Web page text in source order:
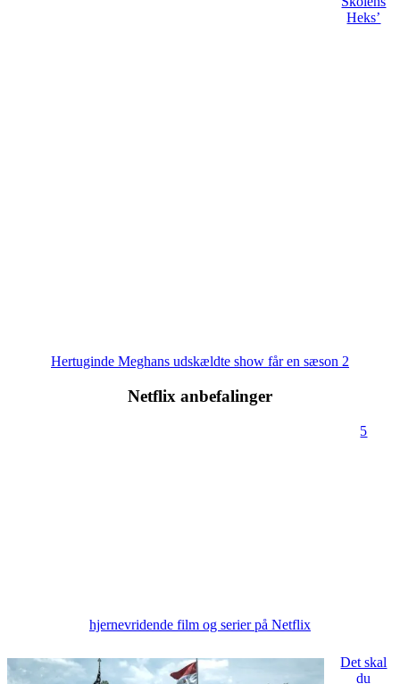
Heks’
Hertuginde Meghans udskældte show får en sæson 2
Netflix anbefalinger
5
hjernevridende film og serier på Netflix
Det skal
du